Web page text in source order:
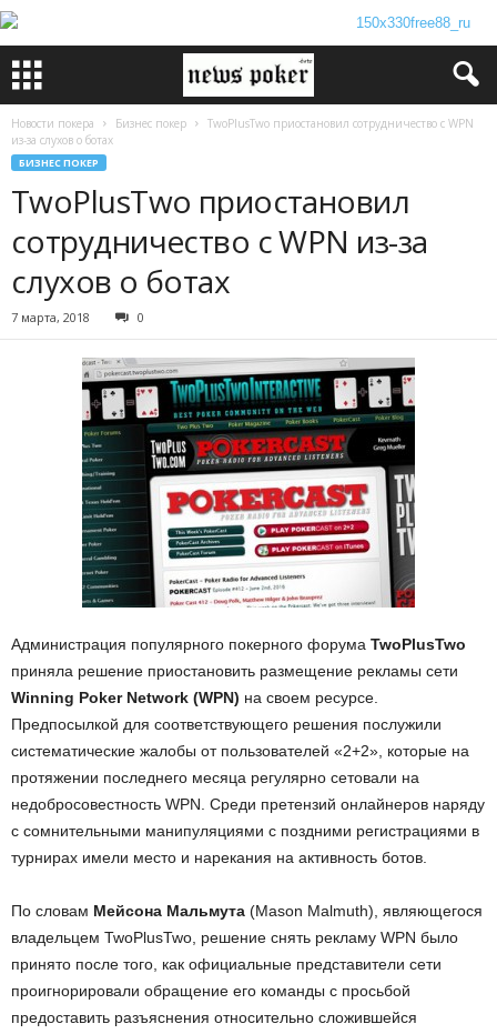
Новости покера Бизнес покер
TwoPlusTwo приостановил сотрудничество с WPN
из-за слухов о ботах
БИЗНЕС ПОКЕР
TwoPlusTwo приостановил
сотрудничество с WPN из-за
слухов о ботах
7 марта, 2018 0
Администрация популярного покерного форума TwoPlusTwo
приняла решение приостановить размещение рекламы сети
Winning Poker Network (WPN) на своем ресурсе.
Предпосылкой для соответствующего решения послужили
систематические жалобы от пользователей «2+2», которые на
протяжении последнего месяца регулярно сетовали на
недобросовестность WPN. Среди претензий онлайнеров наряду
с сомнительными манипуляциями с поздними регистрациями в
турнирах имели место и нарекания на активность ботов.
По словам Мейсона Мальмута (Mason Malmuth), являющегося
владельцем TwoPlusTwo, решение снять рекламу WPN было
принято после того, как официальные представители сети
проигнорировали обращение его команды с просьбой
предоставить разъяснения относительно сложившейся